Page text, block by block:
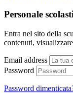
Personale
Entra nel sito della
contenuti,
Email address
Password
Password